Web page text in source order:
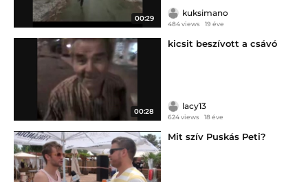
00:29
kuksimano
484 views 19 éve
00:28
kicsit beszívott a csávó
lacy13
624 views 18 éve
Mit szív Puskás Peti?